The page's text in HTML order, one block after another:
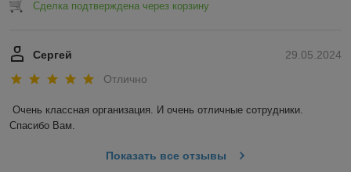
Сделка подтверждена через корзину
29.05.2024
Сергей
Отлично
Очень классная организация. И очень отличные сотрудники.
Спасибо Вам.
Показать все отзывы